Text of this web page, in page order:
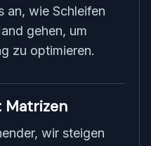
an, wie Schleifen
gehen, um
zu optimieren.
Matrizen
wir steigen